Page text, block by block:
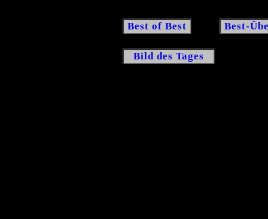
Best of Best Best-
Bild des Tages